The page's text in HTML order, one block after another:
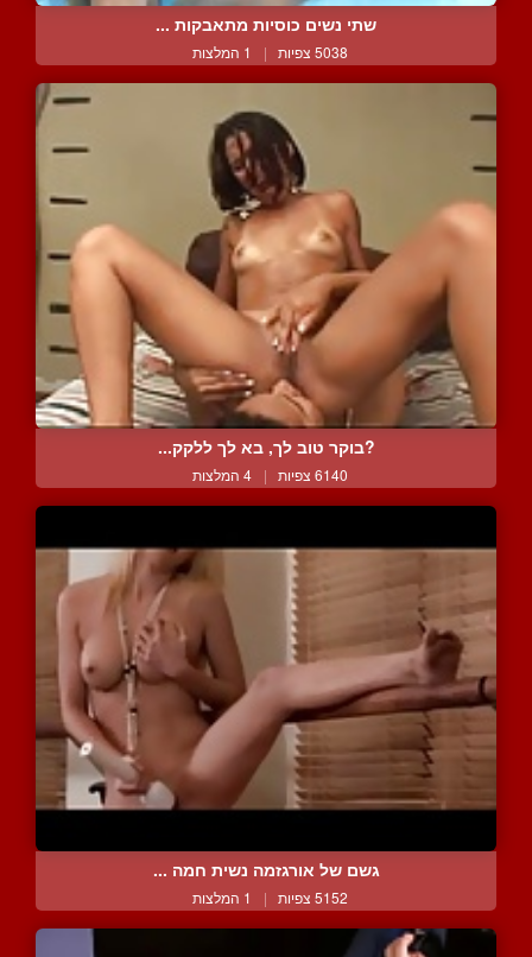
שתי נשים כוסיות מתאבקות ...
5038 צפיות | 1 המלצות
?בוקר טוב לך, בא לך ללקק...
6140 צפיות | 4 המלצות
גשם של אורגזמה נשית חמה ...
5152 צפיות | 1 המלצות